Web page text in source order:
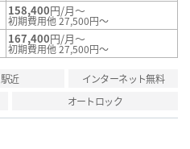
158,400円/月～
初期費用他 27,500円～
167,400円/月～
初期費用他 27,500円～
駅近
インターネット無料
オートロック